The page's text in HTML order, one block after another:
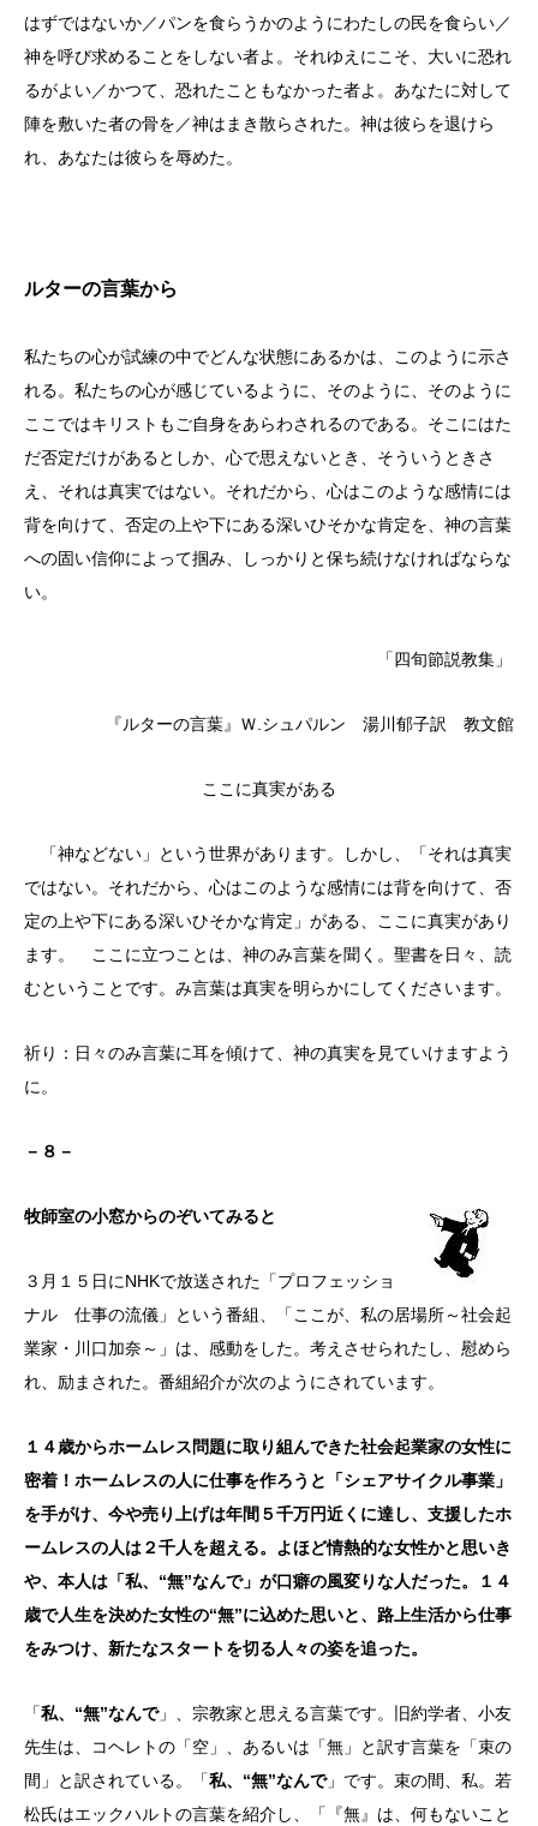
はずではないか／パンを食らうかのようにわたしの民を食らい／
神を呼び求めることをしない者よ。それゆえにこそ、大いに恐れ
るがよい／かつて、恐れたこともなかった者よ。あなたに対して
陣を敷いた者の骨を／神はまき散らされた。神は彼らを退けら
れ、あなたは彼らを辱めた。
ルターの言葉から
私たちの心が試練の中でどんな状態にあるかは、このように示さ
れる。私たちの心が感じているように、そのように、そのように
ここではキリストもご自身をあらわされるのである。そこにはた
だ否定だけがあるとしか、心で思えないとき、そういうときさ
え、それは真実ではない。それだから、心はこのような感情には
背を向けて、否定の上や下にある深いひそかな肯定を、神の言葉
への固い信仰によって掴み、しっかりと保ち続けなければならな
い。
「四旬節説教集」
『ルターの言葉』Ｗ.シュパルン 湯川郁子訳 教文館
ここに真実がある
「神などない」という世界があります。しかし、「それは真実
ではない。それだから、心はこのような感情には背を向けて、否
定の上や下にある深いひそかな肯定」がある、ここに真実があり
ます。 ここに立つことは、神のみ言葉を聞く。聖書を日々、読
むということです。み言葉は真実を明らかにしてくださいます。
祈り：日々のみ言葉に耳を傾けて、神の真実を見ていけますよう
に。
－８－
牧師室の小窓からのぞいてみると
３月１５日にNHKで放送された「プロフェッショ
ナル 仕事の流儀」という番組、「ここが、私の居場所～社会起
業家・川口加奈～」は、感動をした。考えさせられたし、慰めら
れ、励まされた。番組紹介が次のようにされています。
１４歳からホームレス問題に取り組んできた社会起業家の女性に
密着！ホームレスの人に仕事を作ろうと「シェアサイクル事業」
を手がけ、今や売り上げは年間５千万円近くに達し、支援したホ
ームレスの人は２千人を超える。よほど情熱的な女性かと思いき
や、本人は「私、“無”なんで」が口癖の風変りな人だった。１４
歳で人生を決めた女性の“無”に込めた思いと、路上生活から仕事
をみつけ、新たなスタートを切る人々の姿を追った。
「私、“無”なんで」、宗教家と思える言葉です。旧約学者、小友
先生は、コヘレトの「空」、あるいは「無」と訳す言葉を「束の
間」と訳されている。「私、“無”なんで」です。束の間、私。若
松氏はエックハルトの言葉を紹介し、「『無』は、何もないこと